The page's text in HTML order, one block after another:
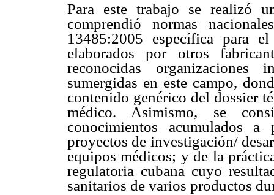
Para este trabajo se realizó
comprendió normas
13485:2005 específica para
elaborados por otros
reconocidas organizaciones
sumergidas en este campo,
contenido genérico del dossier
médico. Asimismo, se
conocimientos acumulados
proyectos de investigación/
equipos médicos; y de la
regulatoria cubana cuyo
sanitarios de varios productos